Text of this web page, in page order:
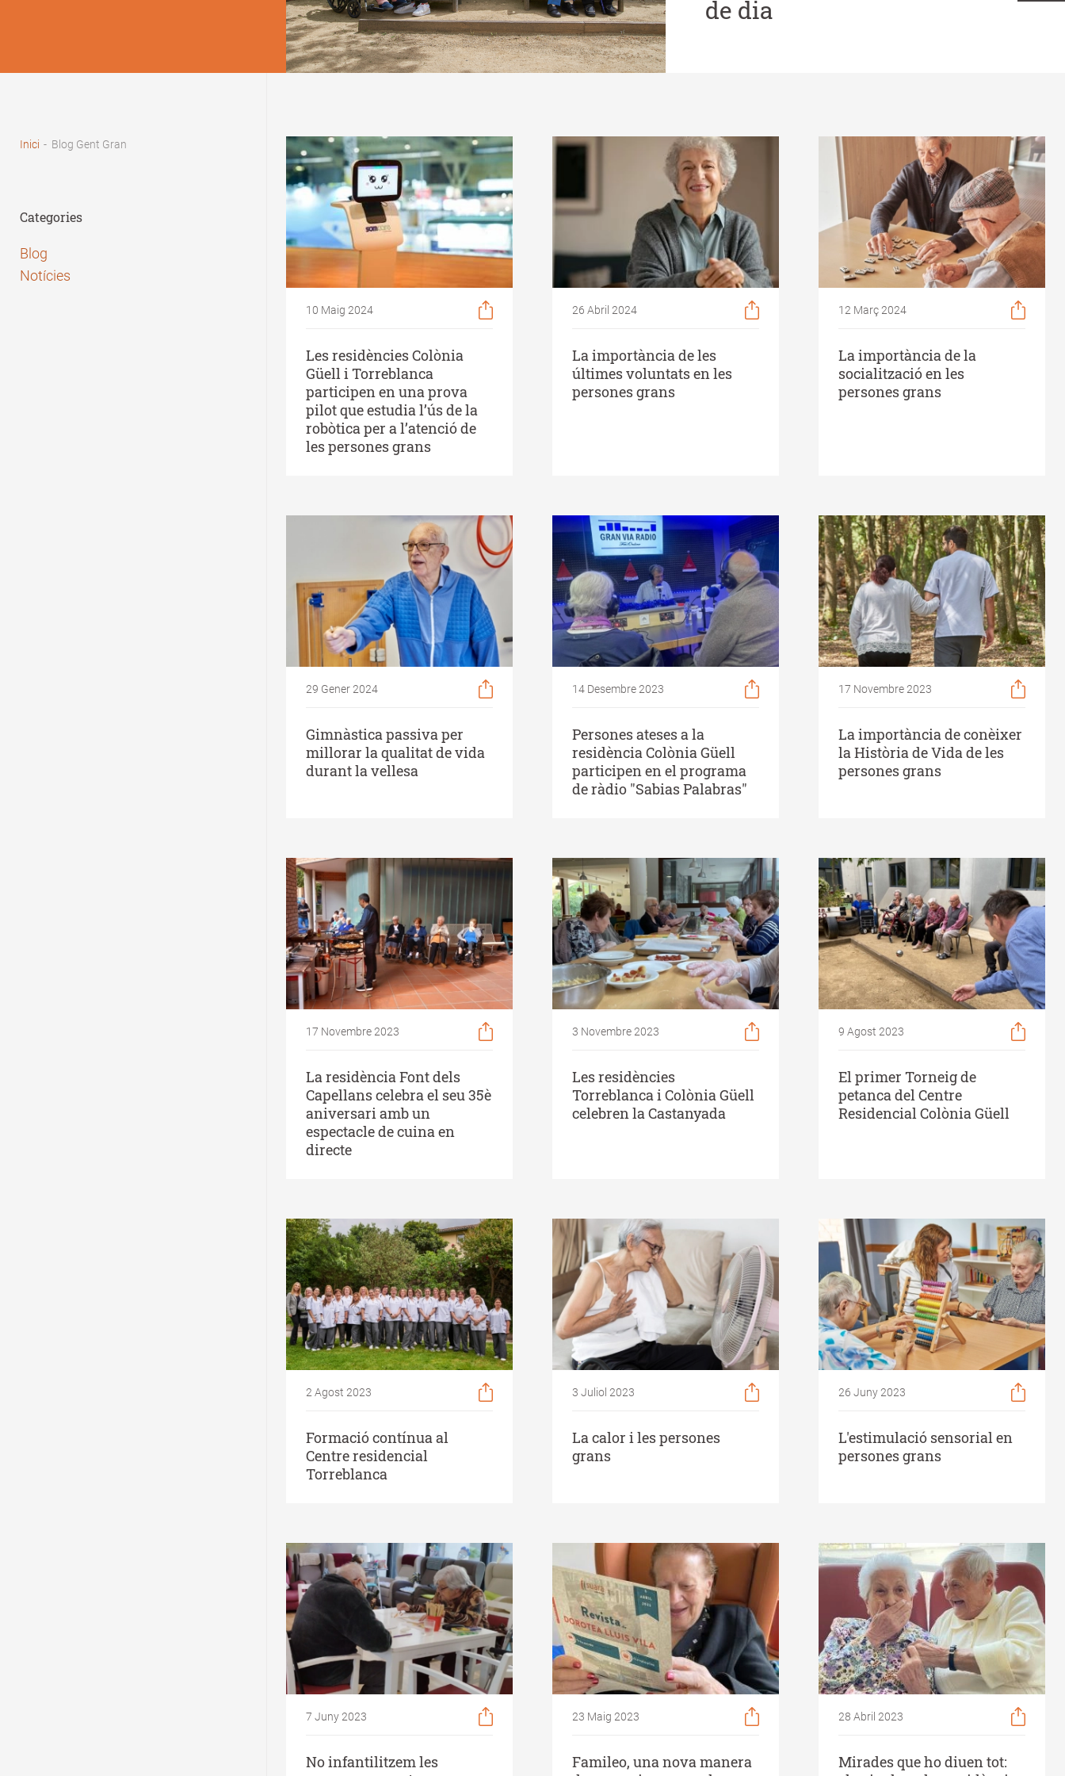
de dia
Inici - Blog Gent Gran
10 Maig 2024
Les residències Colònia
Güell i Torreblanca
participen en una prova
pilot que estudia l’ús de la
robòtica per a l’atenció de
les persones grans
26 Abril 2024
La importància de les
últimes voluntats en les
persones grans
12 Març 2024
La importància de la
socialització en les
persones grans
29 Gener 2024
Gimnàstica passiva per
millorar la qualitat de vida
durant la vellesa
14 Desembre 2023
Persones ateses a la
residència Colònia Güell
participen en el programa
de ràdio "Sabias Palabras"
17 Novembre 2023
La importància de conèixer
la Història de Vida de les
persones grans
17 Novembre 2023
La residència Font dels
Capellans celebra el seu 35è
aniversari amb un
espectacle de cuina en
directe
3 Novembre 2023
Les residències
Torreblanca i Colònia Güell
celebren la Castanyada
9 Agost 2023
El primer Torneig de
petanca del Centre
Residencial Colònia Güell
2 Agost 2023
Formació contínua al
Centre residencial
Torreblanca
3 Juliol 2023
La calor i les persones
grans
26 Juny 2023
L'estimulació sensorial en
persones grans
7 Juny 2023
No infantilitzem les
23 Maig 2023
Famileo, una nova manera
28 Abril 2023
Mirades que ho diuen tot:
Categories
Blog
Notícies